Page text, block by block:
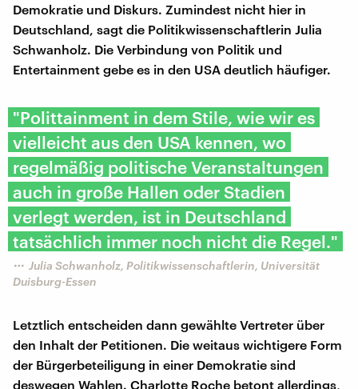
Demokratie und Diskurs. Zumindest nicht hier in
Deutschland, sagt die Politikwissenschaftlerin Julia
Schwanholz. Die Verbindung von Politik und
Entertainment gebe es in den USA deutlich häufiger.
"Polittainment in dem Stile, wie wir es
vielleicht aus den USA kennen, wo
regelmäßig politische Veranstaltungen
auch in große Hallen oder Stadien
verlegt werden, ist in Deutschland
tatsächlich immer noch nicht die Regel."
Julia Schwanholz, Politikwissenschaftlerin, Universität
Duisburg-Essen
Letztlich entscheiden dann gewählte Vertreter über
den Inhalt der Petitionen. Die weitaus wichtigere Form
der Bürgerbeteiligung in einer Demokratie sind
deswegen Wahlen. Charlotte Roche betont allerdings,